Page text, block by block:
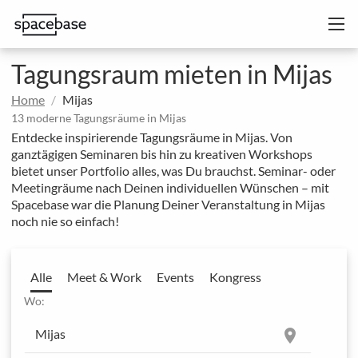
Tagungsraum mieten in Mijas
Home Mijas
13 moderne Tagungsräume in Mijas
Entdecke inspirierende Tagungsräume in Mijas. Von
ganztägigen Seminaren bis hin zu kreativen Workshops
bietet unser Portfolio alles, was Du brauchst. Seminar- oder
Meetingräume nach Deinen individuellen Wünschen – mit
Spacebase war die Planung Deiner Veranstaltung in Mijas
noch nie so einfach!
Alle Meet & Work Events Kongress
Wo:
location_on